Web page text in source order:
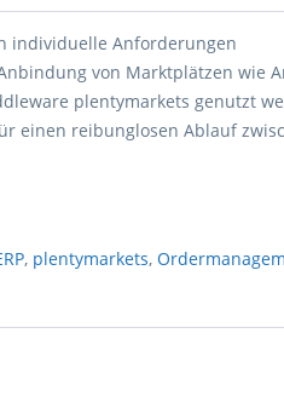
individuelle Anforderungen
von Marktplätzen wie
plentymarkets genutzt
einen reibunglosen Ablauf
, plentymarkets,